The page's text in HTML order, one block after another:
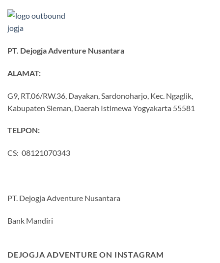
PT. Dejogja Adventure Nusantara
ALAMAT:
G9, RT.06/RW.36, Dayakan, Sardonoharjo, Kec. Ngaglik,
Kabupaten Sleman, Daerah Istimewa Yogyakarta 55581
TELPON:
CS: 08121070343
PT. Dejogja Adventure Nusantara
Bank Mandiri
DEJOGJA ADVENTURE ON INSTAGRAM